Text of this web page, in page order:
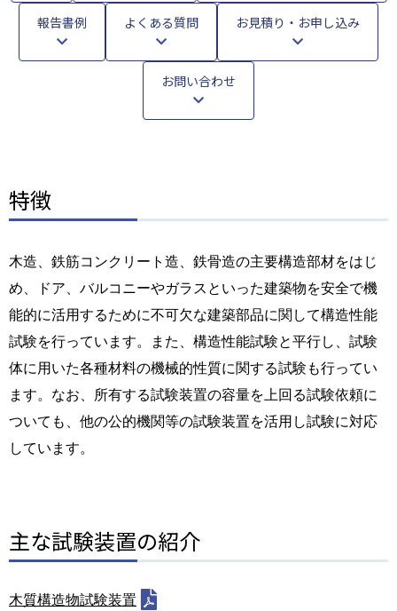
報告書例 よくある質問 お見積り・お申し込み
お問い合わせ
特徴
木造、鉄筋コンクリート造、鉄骨造の主要構造部材をはじ
め、ドア、バルコニーやガラスといった建築物を安全で機
能的に活用するために不可欠な建築部品に関して構造性能
試験を行っています。また、構造性能試験と平行し、試験
体に用いた各種材料の機械的性質に関する試験も行ってい
ます。なお、所有する試験装置の容量を上回る試験依頼に
ついても、他の公的機関等の試験装置を活用し試験に対応
しています。
主な試験装置の紹介
木質構造物試験装置